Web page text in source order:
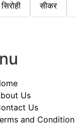
सिरोही सीकर
Us
Us
and Condition